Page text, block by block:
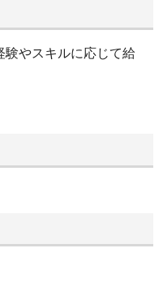
やスキルに応じて給